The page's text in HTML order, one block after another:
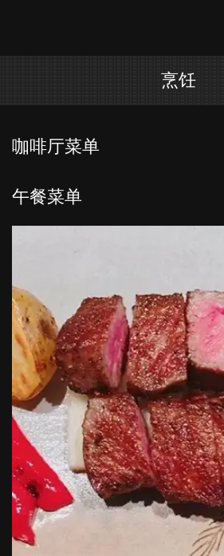
烹饪
咖啡厅菜单
午餐菜单